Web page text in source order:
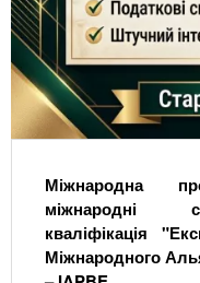
Міжнародна
міжнародні
кваліфікація
Міжнародного